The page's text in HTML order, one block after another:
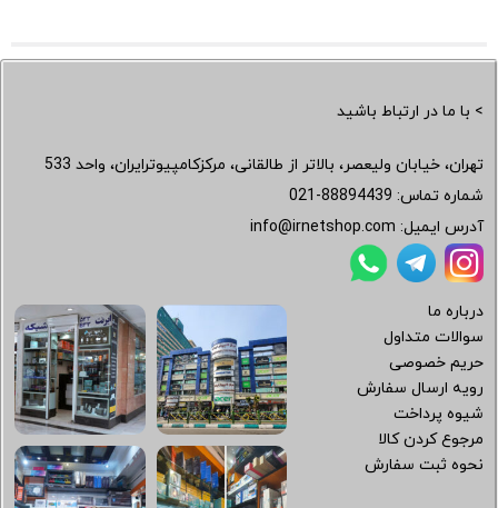
> با ما در ارتباط باشید
تهران، خیابان ولیعصر، بالاتر از طالقانی، مرکزکامپیوترایران، واحد 533
شماره تماس: 021-88894439
آدرس ایمیل: info@irnetshop.com
درباره ما
سوالات متداول
حریم خصوصی
رویه ارسال سفارش
شیوه پرداخت
مرجوع کردن کالا
نحوه ثبت سفارش